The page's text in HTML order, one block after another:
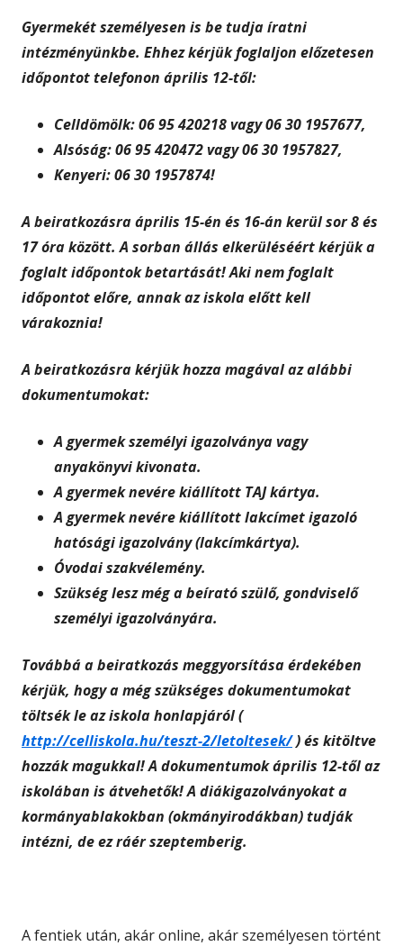
Gyermekét személyesen is be tudja íratni
intézményünkbe. Ehhez kérjük foglaljon előzetesen
időpontot telefonon április 12-től:
Celldömölk: 06 95 420218 vagy 06 30 1957677,
Alsóság: 06 95 420472 vagy 06 30 1957827,
Kenyeri: 06 30 1957874!
A beiratkozásra április 15-én és 16-án kerül sor 8 és
17 óra között. A sorban állás elkerüléséért kérjük a
foglalt időpontok betartását! Aki nem foglalt
időpontot előre, annak az iskola előtt kell
várakoznia!
A beiratkozásra kérjük hozza magával az alábbi
dokumentumokat:
A gyermek személyi igazolványa vagy
anyakönyvi kivonata.
A gyermek nevére kiállított TAJ kártya.
A gyermek nevére kiállított lakcímet igazoló
hatósági igazolvány (lakcímkártya).
Óvodai szakvélemény.
Szükség lesz még a beírató szülő, gondviselő
személyi igazolványára.
Továbbá a beiratkozás meggyorsítása érdekében
kérjük, hogy a még szükséges dokumentumokat
töltsék le az iskola honlapjáról (
http://celliskola.hu/teszt-2/letoltesek/) és kitöltve
hozzák magukkal! A dokumentumok április 12-től az
iskolában is átvehetők! A diákigazolványokat a
kormányablakokban (okmányirodákban) tudják
intézni, de ez ráér szeptemberig.
A fentiek után, akár online, akár személyesen történt